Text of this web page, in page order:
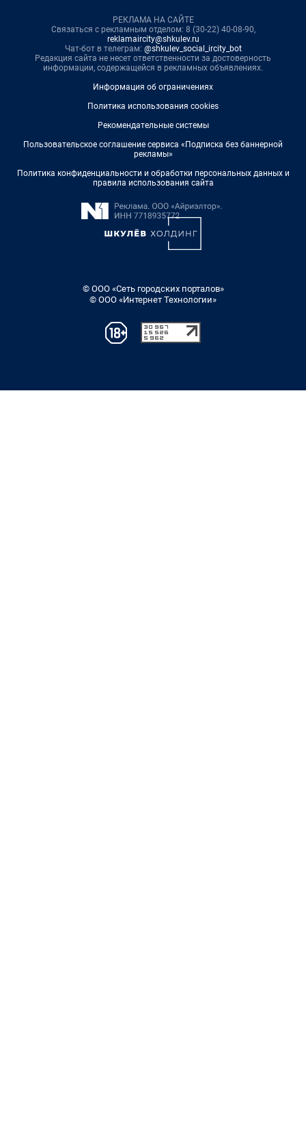
РЕКЛАМА НА САЙТЕ
Связаться с рекламным отделом: 8 (30-22) 40-08-90,
reklamaircity@shkulev.ru
Чат-бот в телеграм: @shkulev_social_ircity_bot
Редакция сайта не несет ответственности за достоверность
информации, содержащейся в рекламных объявлениях.
Информация об ограничениях
Политика использования cookies
Рекомендательные системы
Пользовательское соглашение сервиса «Подписка без баннерной
рекламы»
Политика конфиденциальности и обработки персональных данных и
правила использования сайта
© ООО «Сеть городских порталов»
© ООО «Интернет Технологии»